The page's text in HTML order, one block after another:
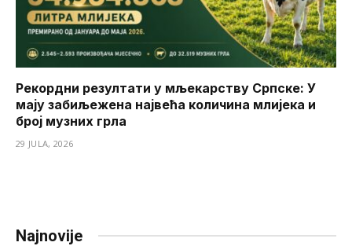
Рекордни резултати у мљекарству Српске: У
мају забиљежена највећа количина млијека и
број музних грла
29 JULA, 2026
Najnovije